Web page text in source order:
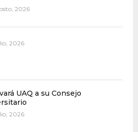
2026
2026
UAQ a su Consejo
2026